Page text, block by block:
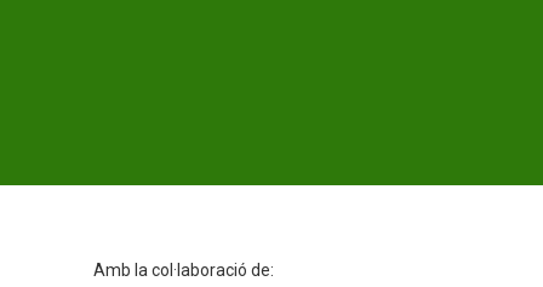
Amb la col·laboració de: